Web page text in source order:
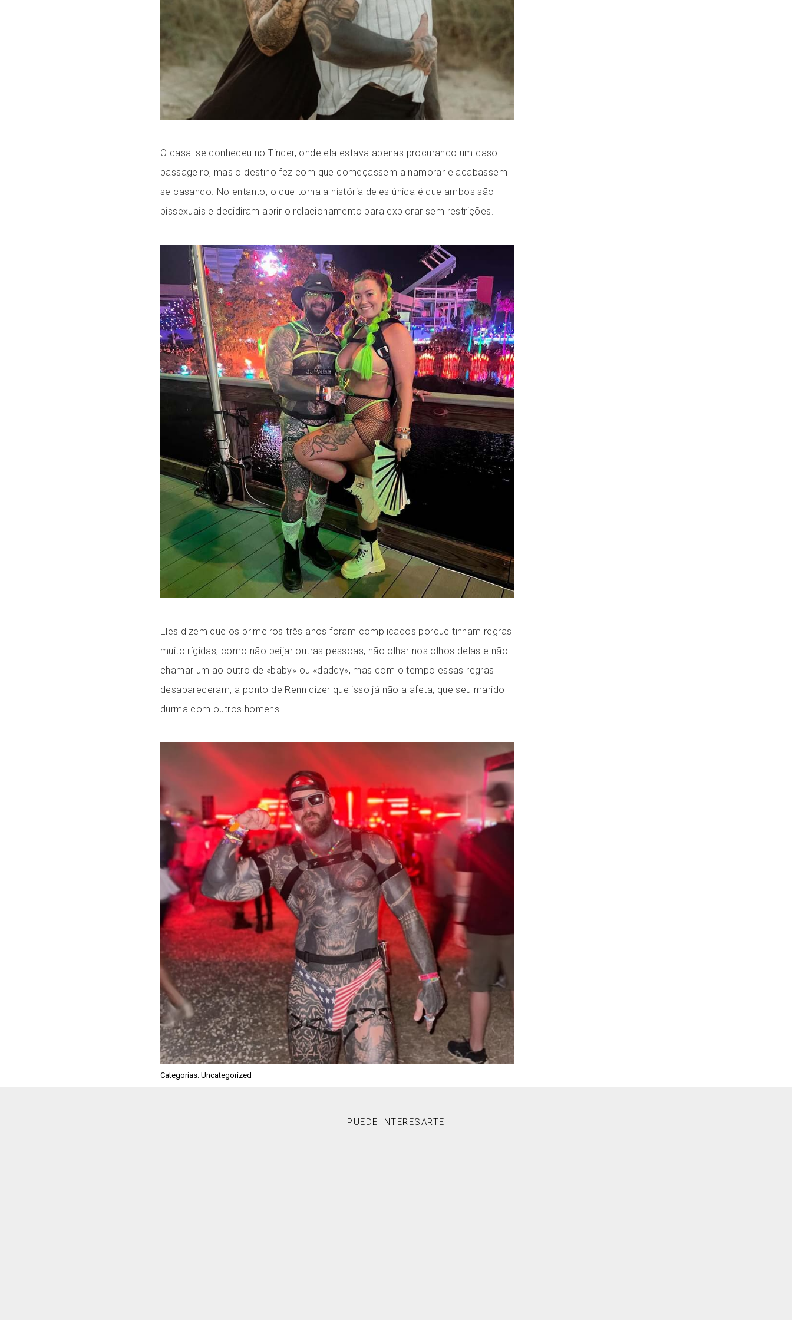
O casal se conheceu no Tinder, onde ela estava apenas procurando um caso
passageiro, mas o destino fez com que começassem a namorar e acabassem
se casando. No entanto, o que torna a história deles única é que ambos são
bissexuais e decidiram abrir o relacionamento para explorar sem restrições.
Eles dizem que os primeiros três anos foram complicados porque tinham regras
muito rígidas, como não beijar outras pessoas, não olhar nos olhos delas e não
chamar um ao outro de «baby» ou «daddy», mas com o tempo essas regras
desapareceram, a ponto de Renn dizer que isso já não a afeta, que seu marido
durma com outros homens.
Categorías: Uncategorized
PUEDE INTERESARTE